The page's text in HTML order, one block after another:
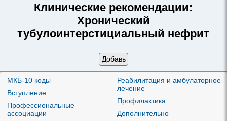
Клинические рекомендации:
Хронический
тубулоинтерстициальный нефрит
Добавь
МКБ-10 коды
Вступление
Профессиональные
ассоциации
Реабилитация и амбулаторное
лечение
Профилактика
Дополнительно